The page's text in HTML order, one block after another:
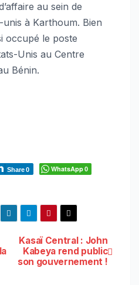
au sein de
unis à Karthoum. Bien
occupé le poste
Unis au Centre
Bénin.
Share0 WhatsApp0
Kasaï Central : John
Kabeya rend public
son gouvernement !